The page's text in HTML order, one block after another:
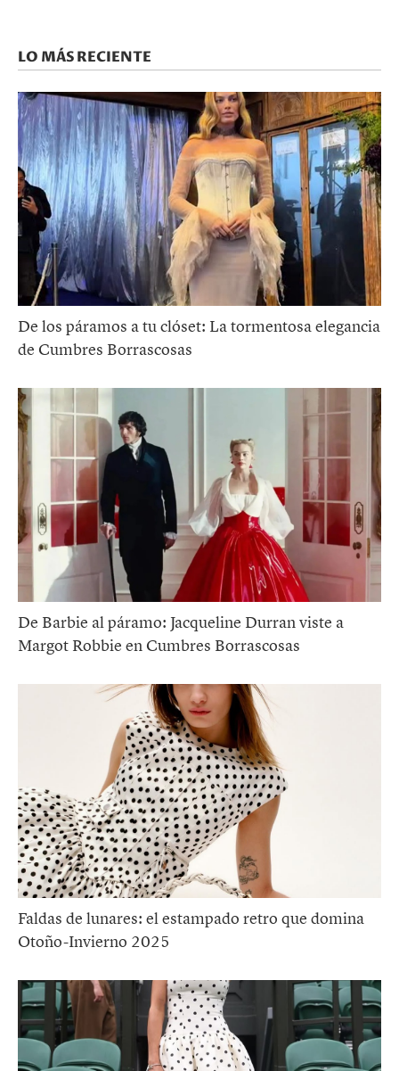
LO MÁS RECIENTE
De los páramos a tu clóset: La tormentosa elegancia
de Cumbres Borrascosas
De Barbie al páramo: Jacqueline Durran viste a
Margot Robbie en Cumbres Borrascosas
Faldas de lunares: el estampado retro que domina
Otoño-Invierno 2025